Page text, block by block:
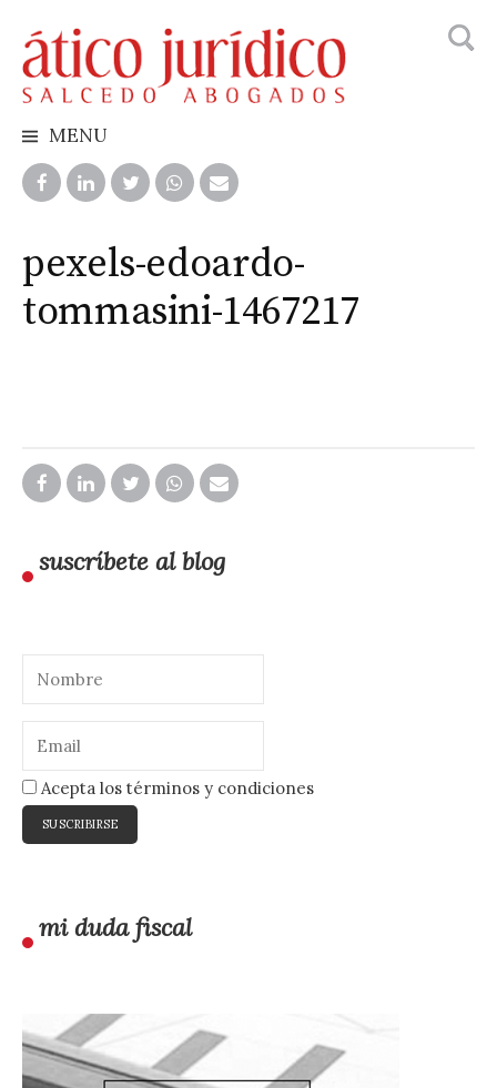
to
content
MENU
pexels-edoardo-
tommasini-1467217
suscríbete al blog
Acepta los términos y condiciones
mi duda fiscal